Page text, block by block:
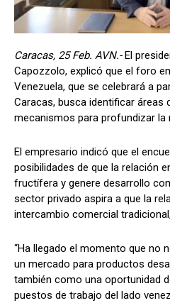
Caracas, 25 Feb. AVN.- El
Capozzolo, explicó que el foro
Venezuela, que se celebrará a
Caracas, busca identificar áreas
mecanismos para profundizar la
El empresario indicó que el
posibilidades de que la relación
fructífera y genere desarrollo
sector privado aspira a que la
intercambio comercial
“Ha llegado el momento que no
un mercado para productos
también como una oportunidad
puestos de trabajo del lado